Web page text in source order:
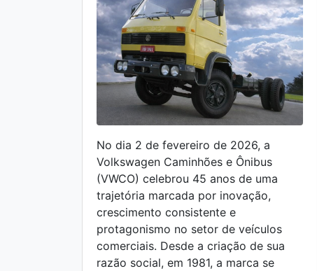
No dia 2 de fevereiro de 2026, a
Volkswagen Caminhões e Ônibus
(VWCO) celebrou 45 anos de uma
trajetória marcada por inovação,
crescimento consistente e
protagonismo no setor de veículos
comerciais. Desde a criação de sua
razão social, em 1981, a marca se